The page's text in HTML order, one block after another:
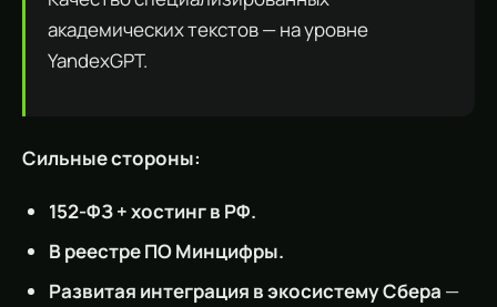
академических текстов — на уровне
YandexGPT.
Сильные стороны:
152-ФЗ + хостинг в РФ.
В реестре ПО Минцифры.
Развитая интеграция в экосистему Сбера —